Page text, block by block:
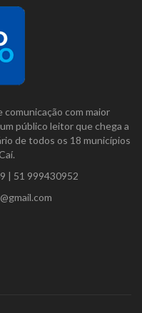
comunicação com maior
público leitor que chega a
de todos os 18 municípios
| 51 999430952